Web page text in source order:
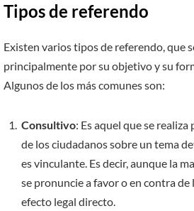
Tipos de referendo
Existen varios tipos de referendo, que
principalmente por su objetivo y su
Algunos de los más comunes son:
Consultivo: Es aquel que se
de los ciudadanos sobre un tema
es vinculante. Es decir, aunque la
se pronuncie a favor o en contra
efecto legal directo.